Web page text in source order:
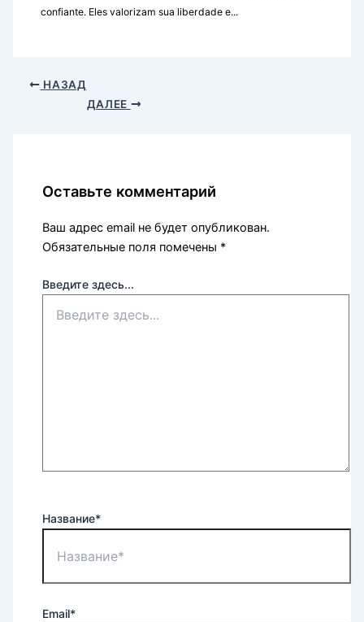
confiante. Eles valorizam sua liberdade e...
НАЗАД
ДАЛЕЕ
Оставьте комментарий
Ваш адрес email не будет опубликован.
Обязательные поля помечены *
Введите здесь...
Название*
Email*